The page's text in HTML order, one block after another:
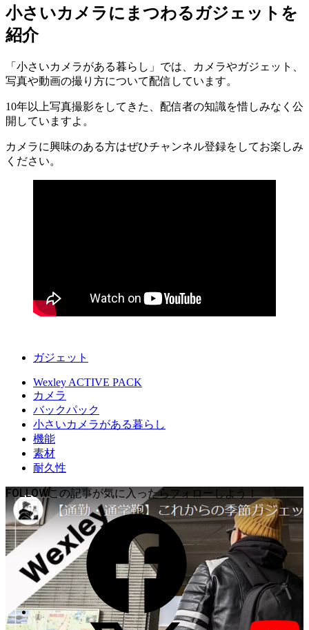
小さいカメラにまつわるガジェットを
紹介
「小さいカメラがある暮らし」では、カメラやガジェット、
写真や動画の撮り方について配信しています。
10年以上写真撮影をしてきた、配信者の知識を惜しみなく公
開していますよ。
カメラに興味のある方はぜひチャンネル登録をしてお楽しみ
ください。
ガジェット
Wexley ACTIVE PACK
カメラ
バックパック
小さいカメラがある暮らし
機能
素材
耐久性
FOLLOW